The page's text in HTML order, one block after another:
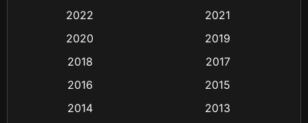
Classic หนังคลาสสิก (25)
2022
2021
2020
2019
2018
2017
2016
2015
2014
2013